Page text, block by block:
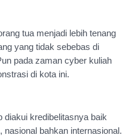
tua menjadi lebih tenang
yang tidak sebebas di
pada zaman cyber kuliah
di kota ini.
diakui kredibelitasnya baik
nasional bahkan internasional.